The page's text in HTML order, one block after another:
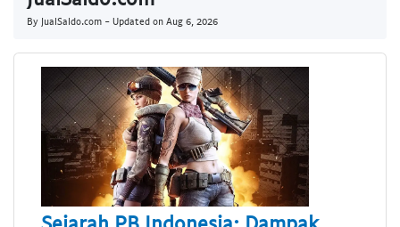
By JualSaldo.com - Updated on Aug 6, 2026